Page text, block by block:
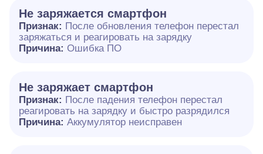
Не заряжается смартфон
Признак: После обновления телефон перестал
заряжаться и реагировать на зарядку
Причина: Ошибка ПО
Не заряжает смартфон
Признак: После падения телефон перестал
реагировать на зарядку и быстро разрядился
Причина: Аккумулятор неисправен